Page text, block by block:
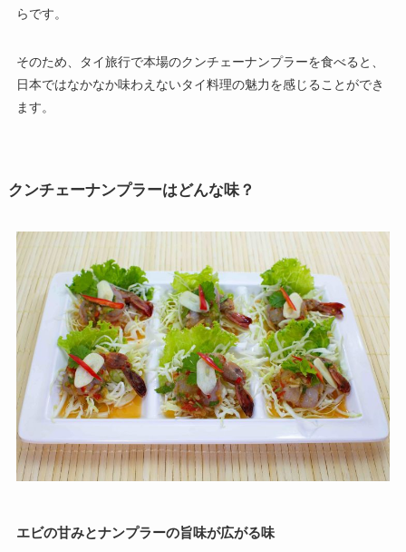
らです。
そのため、タイ旅行で本場のクンチェーナンプラーを食べると、
日本ではなかなか味わえないタイ料理の魅力を感じることができ
ます。
クンチェーナンプラーはどんな味？
エビの甘みとナンプラーの旨味が広がる味